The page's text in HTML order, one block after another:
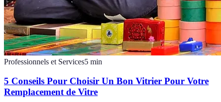
Professionnels et Services5 min
5 Conseils Pour Choisir Un Bon Vitrier Pour Votre
Remplacement de Vitre